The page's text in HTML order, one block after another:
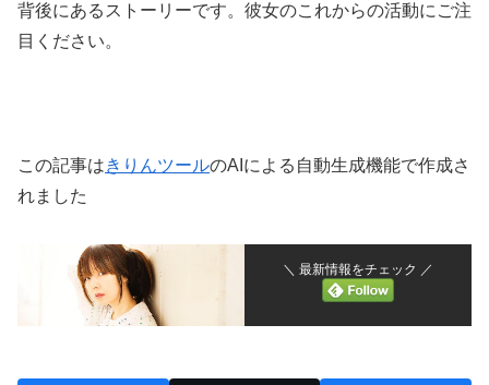
背後にあるストーリーです。彼女のこれからの活動にご注
目ください。
この記事はきりんツールのAIによる自動生成機能で作成さ
れました
＼ 最新情報をチェック ／